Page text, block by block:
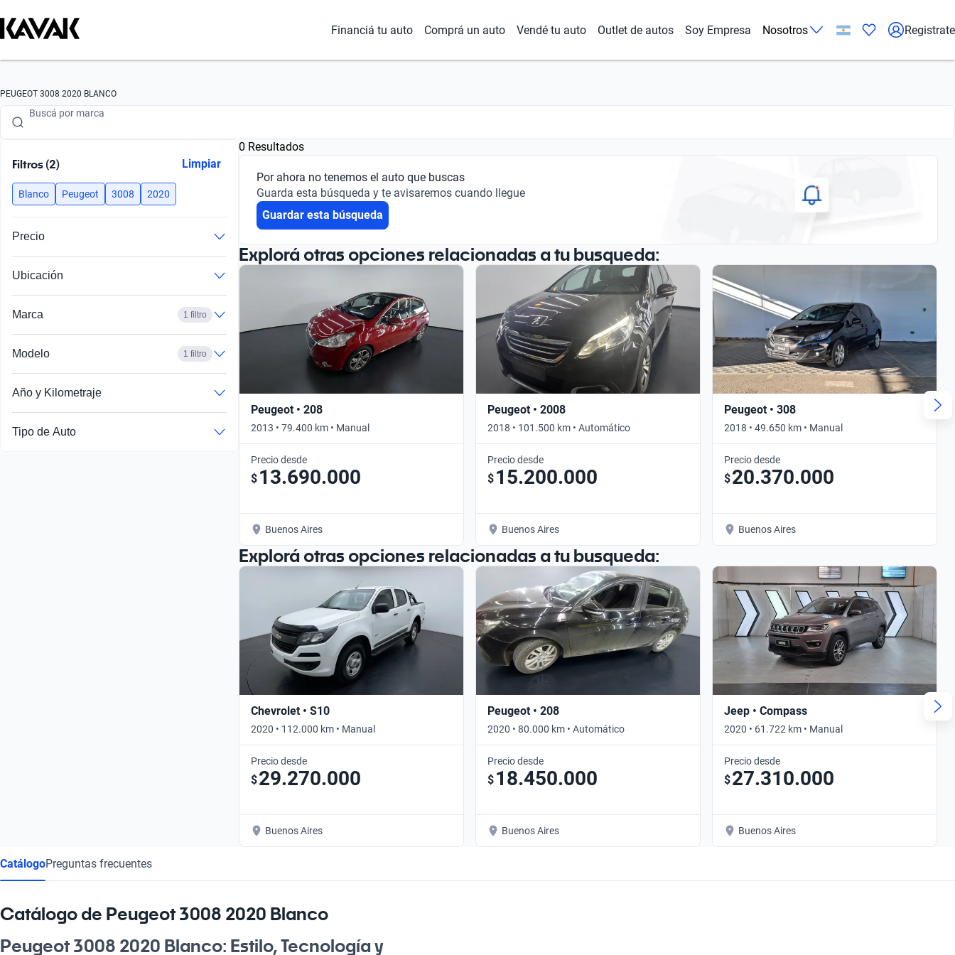
Financiá tu auto Comprá un auto Vendé tu auto Outlet de autos Soy Empresa Nosotros Registrate
PEUGEOT 3008 2020 BLANCO
Buscá por marca
Buscá por modelo
Buscá por año
Buscá por marca
Buscá por versión
Buscá por año
Filtros (2) Limpiar
Blanco Peugeot 3008 2020
Precio
Ubicación
Marca 1 filtro
Modelo 1 filtro
Año y Kilometraje
Tipo de Auto
0 Resultados
Por ahora no tenemos el auto que buscas
Guarda esta búsqueda y te avisaremos cuando llegue
Guardar esta búsqueda
Explorá otras opciones relacionadas a tu busqueda:
Peugeot • 208
2013 • 79.400 km • Manual
Precio desde
$ 13.690.000
Buenos Aires
Peugeot • 2008
2018 • 101.500 km • Automático
Precio desde
$ 15.200.000
Buenos Aires
Peugeot • 308
2018 • 49.650 km • Manual
Precio desde
$20.370.000
Buenos Aires
Explorá otras opciones relacionadas a tu busqueda:
Chevrolet • S10
2020 • 112.000 km • Manual
Precio desde
$29.270.000
Buenos Aires
Peugeot • 208
2020 • 80.000 km • Automático
Precio desde
$ 18.450.000
Buenos Aires
Jeep • Compass
2020 • 61.722 km • Manual
Precio desde
$27.310.000
Buenos Aires
CatálogoPreguntas frecuentes
Catálogo de Peugeot 3008 2020 Blanco
Peugeot 3008 2020 Blanco: Estilo, Tecnología y